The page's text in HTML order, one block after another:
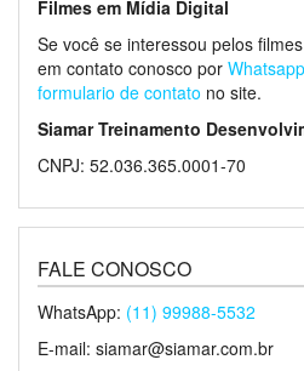
Filmes em Mídia Digital
Se você se interessou pelos
em contato conosco por Whatsapp
formulario de contato no site.
Siamar Treinamento
CNPJ: 52.036.365.0001-70
FALE CONOSCO
WhatsApp: (11) 99988-5532
E-mail: siamar@siamar.com.br